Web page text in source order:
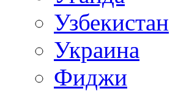
Узбекистан
Украина
Фиджи